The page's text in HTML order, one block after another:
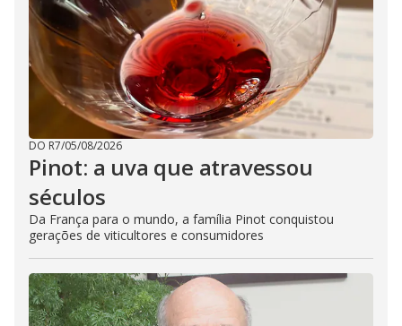
DO R7/05/08/2026
Pinot: a uva que atravessou
séculos
Da França para o mundo, a família Pinot conquistou
gerações de viticultores e consumidores